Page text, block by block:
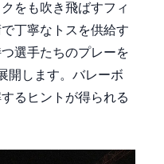
をも吹き飛ばすフィ
丁寧なトスを供給す
選手たちのプレーを
開します。バレーボ
るヒントが得られる